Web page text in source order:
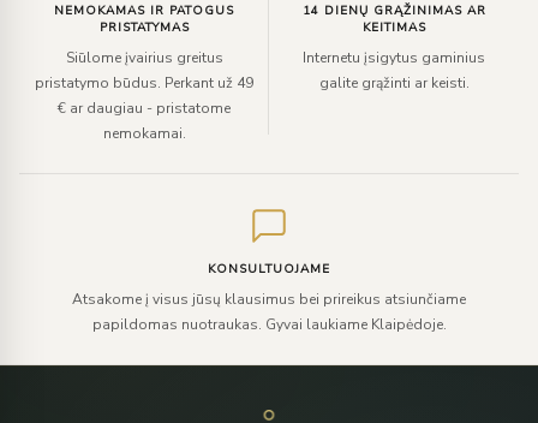
NEMOKAMAS IR PATOGUS
PRISTATYMAS
Siūlome įvairius greitus
pristatymo būdus. Perkant už 49
€ ar daugiau - pristatome
nemokamai.
14 DIENŲ GRĄŽINIMAS AR
KEITIMAS
Internetu įsigytus gaminius
galite grąžinti ar keisti.
KONSULTUOJAME
Atsakome į visus jūsų klausimus bei prireikus atsiunčiame
papildomas nuotraukas. Gyvai laukiame Klaipėdoje.